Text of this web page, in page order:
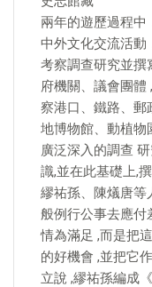
兩年的遊歷過程中
中外文化交流活動
考察調查研究並撰
府機關、議會團體
察港口、鐵路、郵
地博物館、動植物
廣泛深入的調查
識,並在此基礎上,
繆祐孫、陳燨唐等
般例行公事去應付
情為滿足 ,而是把
的好機會 ,並把它
立說 ,繆祐孫編成